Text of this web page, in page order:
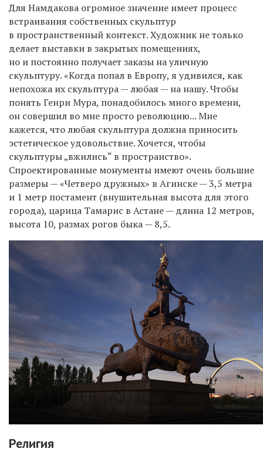
Для Намдакова огромное значение имеет процесс
встраивания собственных скульптур
в пространственный контекст. Художник не только
делает выставки в закрытых помещениях,
но и постоянно получает заказы на уличную
скульптуру. «Когда попал в Европу, я удивился, как
непохожа их скульптура — любая — на нашу. Чтобы
понять Генри Мура, понадобилось много времени,
он совершил во мне просто революцию... Мне
кажется, что любая скульптура должна приносить
эстетическое удовольствие. Хочется, чтобы
скульптуры „вжились“ в пространство».
Спроектированные монументы имеют очень большие
размеры — «Четверо дружных» в Агинске — 3,5 метра
и 1 метр постамент (внушительная высота для этого
города), царица Тамарис в Астане — длина 12 метров,
высота 10, размах рогов быка — 8,5.
Религия